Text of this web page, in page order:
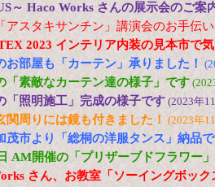
～ Haco Works さんの展示会のご案
アスタキサンチン」講演会のお手伝
2023 インテリア内装の見本市で
お部屋も「カーテン」承りました！
「素敵なカーテン達の様子」です
「照明施工」完成の様子です (2023年
関周りには鏡も付きました！ (2023年
茂市より「総桐の洋服タンス」納品
AM開催の「プリザーブドフラワー
さん、お教室「ソーイングボッ